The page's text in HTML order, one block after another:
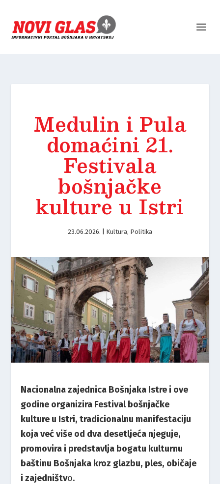
Medulin i Pula
domaćini 21.
Festivala
bošnjačke
kulture u Istri
23.06.2026. Kultura, Politika
Nacionalna zajednica Bošnjaka Istre i ove
godine organizira Festival bošnjačke
kulture u Istri, tradicionalnu manifestaciju
koja već više od dva desetljeća njeguje,
promovira i predstavlja bogatu kulturnu
baštinu Bošnjaka kroz glazbu, ples, običaje
i zajedništvo.